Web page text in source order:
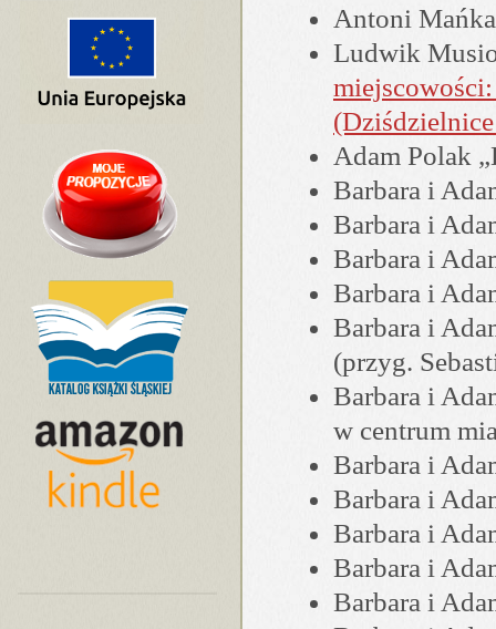
Antoni
Ludwik
Adam Polak
Barbara i
Barbara i
Barbara i
Barbara i
Barbara i
(przyg.
Barbara i
w centrum
Barbara i
Barbara i
Barbara i
Barbara i
Barbara i